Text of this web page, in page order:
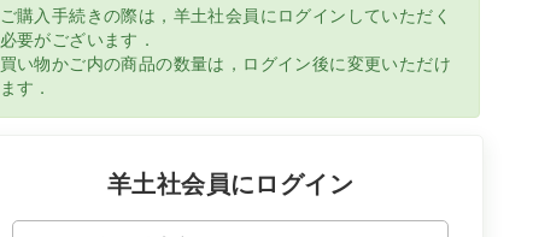
ご購入手続きの際は，羊土社会員にログインしていただく
必要がございます．
買い物かご内の商品の数量は，ログイン後に変更いただけ
ます．
羊土社会員にログイン